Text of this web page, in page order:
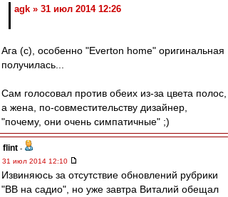
agk » 31 июл 2014 12:26
Ага (с), особенно "Everton home" оригинальная
получилась...
Сам голосовал против обеих из-за цвета полос,
а жена, по-совместительству дизайнер,
"почему, они очень симпатичные" ;)
flint -
31 июл 2014 12:10
Извиняюсь за отсутствие обновлений рубрики
"ВВ на садио", но уже завтра Виталий обещал